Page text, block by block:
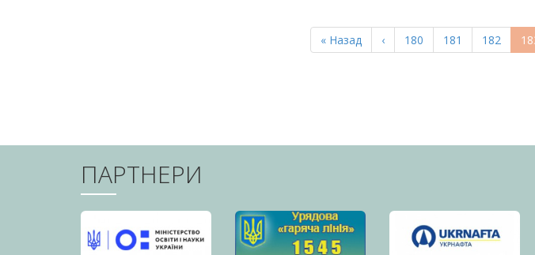
Перша
сторінка
« Назад
Попередня
сторінка
‹ Page
180 Page
181 Page
182
ПАРТНЕРИ